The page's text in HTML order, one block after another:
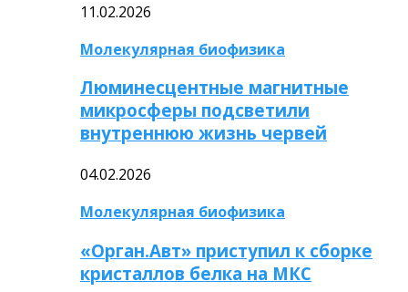
11.02.2026
Молекулярная биофизика
Люминесцентные магнитные
микросферы подсветили
внутреннюю жизнь червей
04.02.2026
Молекулярная биофизика
«Орган.Авт» приступил к сборке
кристаллов белка на МКС